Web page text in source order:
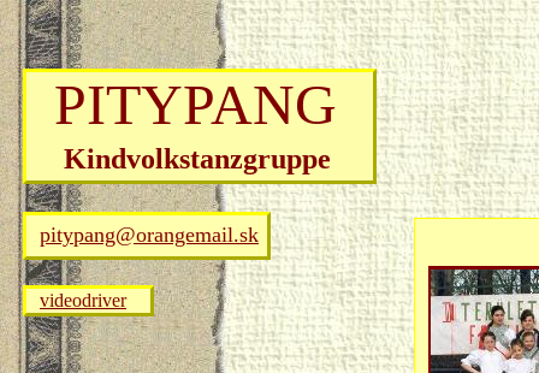
PITYPANG
Kindvolkstanzgruppe
pitypang@orangemail.sk
videodriver